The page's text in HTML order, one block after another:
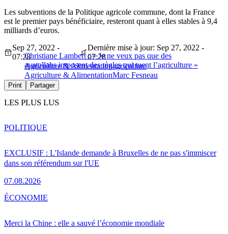
Les subventions de la Politique agricole commune, dont la France
est le premier pays bénéficiaire, resteront quant à elles stables à 9,4
milliards d’euros.
Christiane Lambert : « Je ne veux pas que des
ayatollahs imposent des règles qui tuent l’agriculture »
Sep 27, 2022 -
07:28
Dernière mise à jour: Sep 27, 2022 -
07:28
Agriculture & Alimentationagriculture
Agriculture & AlimentationMarc Fesneau
Print Partager
LES PLUS LUS
EXCLUSIF : L'Islande demande à Bruxelles de ne pas s'immiscer
dans son référendum sur l'UE
07.08.2026
POLITIQUE
Merci la Chine : elle a sauvé l’économie mondiale
ÉCONOMIE